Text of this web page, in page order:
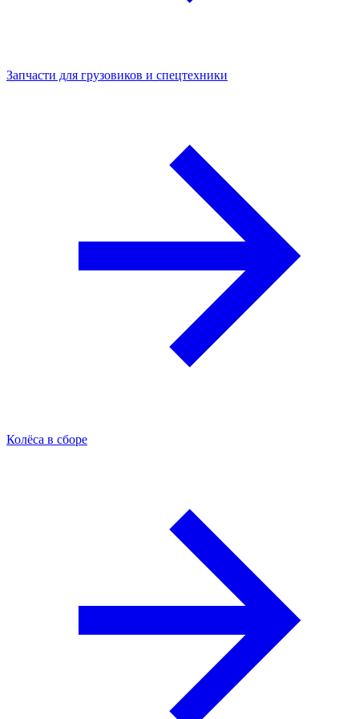
Запчасти для грузовиков и спецтехники
Колёса в сборе